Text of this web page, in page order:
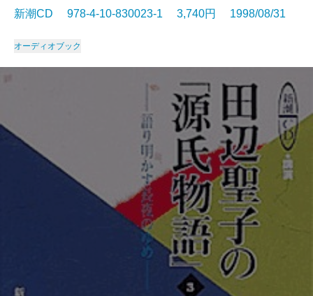
新潮CD 978-4-10-830023-1 3,740円 1998/08/31
オーディオブック